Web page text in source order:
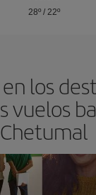
28º/ 22º
los
vuelos
Chetumal